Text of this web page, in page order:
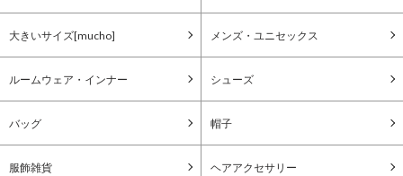
大きいサイズ[mucho] メンズ・ユニセックス
ルームウェア・インナー シューズ
バッグ 帽子
服飾雑貨 ヘアアクセサリー